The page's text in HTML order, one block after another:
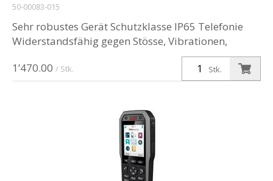
1’470.00 / Stk. Stk.
50-00083-015
Sehr robustes Gerät Schutzklasse IP65 Telefonie
Widerstandsfähig gegen Stösse, Vibrationen,
Stürze, Temperaturen und Chemikalien
Zentralisierte Geräteverwaltung / Zentral...